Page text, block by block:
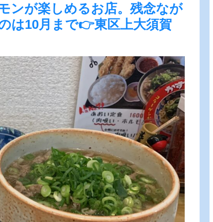
ンが楽しめるお店。残念なが
は10月まで👉東区上大須賀